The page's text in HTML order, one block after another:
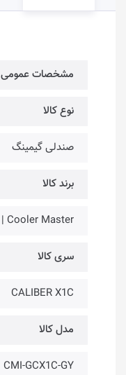
مشخصات عمومی
نوع کالا
صندلی گیمینگ
برند کالا
Cooler Master | کولر مستر
سری کالا
CALIBER X1C
مدل کالا
CMI-GCX1C-GY